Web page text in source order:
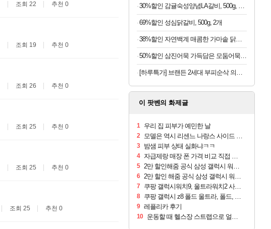
조회 22 추천 0
조회 19 추천 0
조회 26 추천 0
조회 25 추천 0
조회 25 추천 0
조회 25 추천 0
30%할인 감귤숙성양념LA갈비, 500g, 4개
69%할인 성심닭갈비, 500g, 2개
38%할인 자연백계 매콤한 가마솥 닭볶음탕, 1kg, 2팩
50%할인 삼진어묵 가득담은 모둠어묵탕, 484g, 2개
[하루특가] 브랜든 2세대 부피순삭 의류 이불 다용도 대형 압축 파우치 2매세트
이 팟벤의 화제글
1 우리 집 피부가 예민한 날
2 모델은 역시 리센느 나랑스 사이드 1.25L 1박스
3 밤샘 피부 상태 실화냐ㅋㅋ
4 자급제랑 매장 폰 가격 비교 직접 안가도 되네요
5 2만 할인해줌 공식 삼성 갤럭시 워치9 크림, 40mm, 블루투스
6 2만 할인 해줌 공식 삼성 갤럭시 워치9 실버, 44mm, 블루투스
7 쿠팡 갤럭시워치9, 울트라워치2 사전구매 혜택 받아보세요
8 쿠팡 갤럭시 z8 폴드 울트라, 폴드, 플립 사전예약
9 레플리카 후기
10 운동할 때 헬스장 스트랩으로 얼굴 만졌다가 볼 뒤집어짐